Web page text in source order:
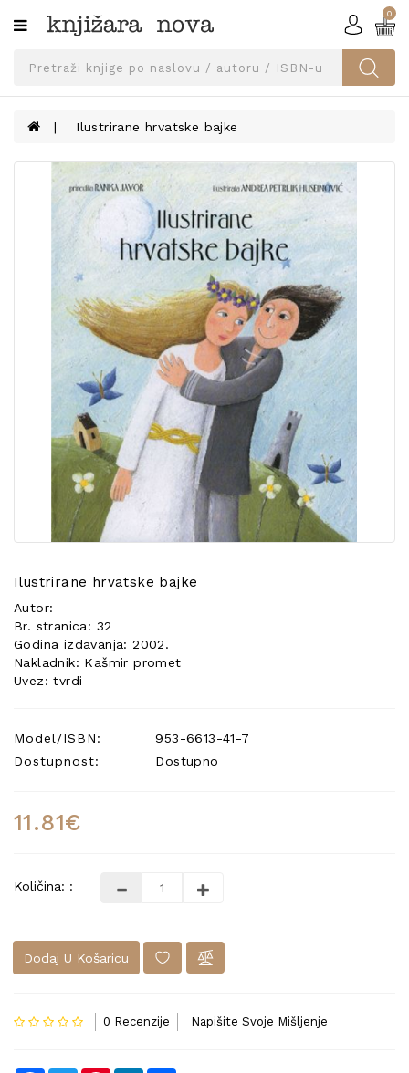
Kategorije
SVEUČILIŠNA
UDŽBENICI
KNJIGE
PRIBOR
NARUČI
UDŽBENIKE!
KONTAKT
POSEBNA
PONUDA
0
Ilustrirane hrvatske bajke
Ilustrirane hrvatske bajke
Autor: -
Br. stranica: 32
Godina izdavanja: 2002.
Nakladnik: Kašmir promet
Uvez: tvrdi
Model/ISBN:
953-6613-41-7
Dostupnost:
Dostupno
11.81€
Količina: :
Dodaj U Košaricu
0 Recenzije Napišite Svoje Mišljenje